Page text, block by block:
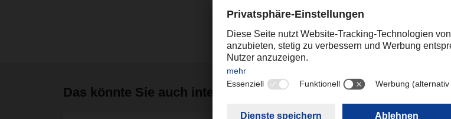
Das könnte Sie auch interessieren